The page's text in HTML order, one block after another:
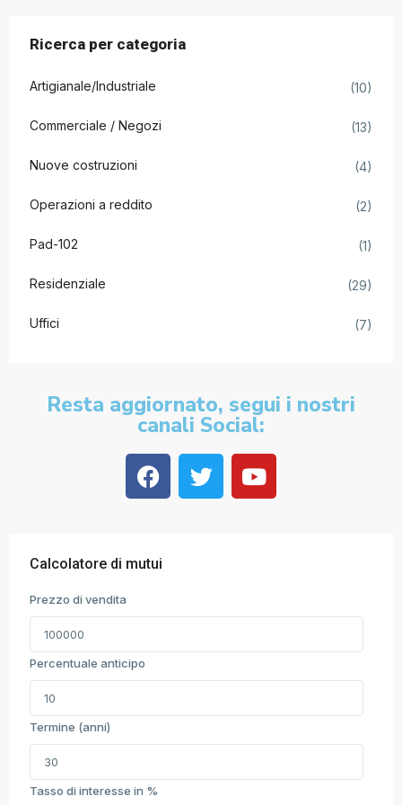
Ricerca per categoria
Artigianale/Industriale (10)
Commerciale / Negozi (13)
Nuove costruzioni (4)
Operazioni a reddito (2)
Pad-102 (1)
Residenziale (29)
Uffici (7)
Resta aggiornato, segui i nostri
canali Social:
Calcolatore di mutui
Prezzo di vendita
Percentuale anticipo
Termine (anni)
Tasso di interesse in %